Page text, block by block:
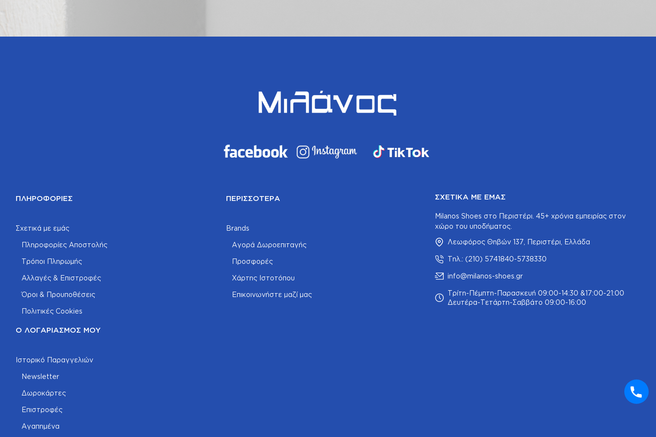
ΠΛΗΡΟΦΟΡΊΕΣ
Σχετικά με εμάς
Πληροφορίες Αποστολής
Τρόποι Πληρωμής
Αλλαγές & Επιστροφές
Όροι & Προυποθέσεις
Πολιτικές Cookies
ΠΕΡΙΣΣΌΤΕΡΑ
Brands
Αγορά Δωροεπιταγής
Προσφορές
Χάρτης Ιστοτόπου
Επικοινωνήστε μαζί μας
Ο ΛΟΓΑΡΙΑΣΜΌΣ ΜΟΥ
Ιστορικό Παραγγελιών
Newsletter
Δωροκάρτες
Επιστροφές
Αγαπημένα
ΣΧΕΤΙΚΆ ΜΕ ΕΜΆΣ
Milanos Shoes στο Περιστέρι. 45+ χρόνια εμπειρίας στον
χώρο του υποδήματος.
Λεωφόρος Θηβών 137, Περιστέρι, Ελλάδα
Τηλ.: (210) 5741840-5738330
info@milanos-shoes.gr
Τρίτη-Πέμπτη-Παρασκευή 09:00-14:30 &17:00-21:00
Δευτέρα-Τετάρτη-Σαββάτο 09:00-16:00